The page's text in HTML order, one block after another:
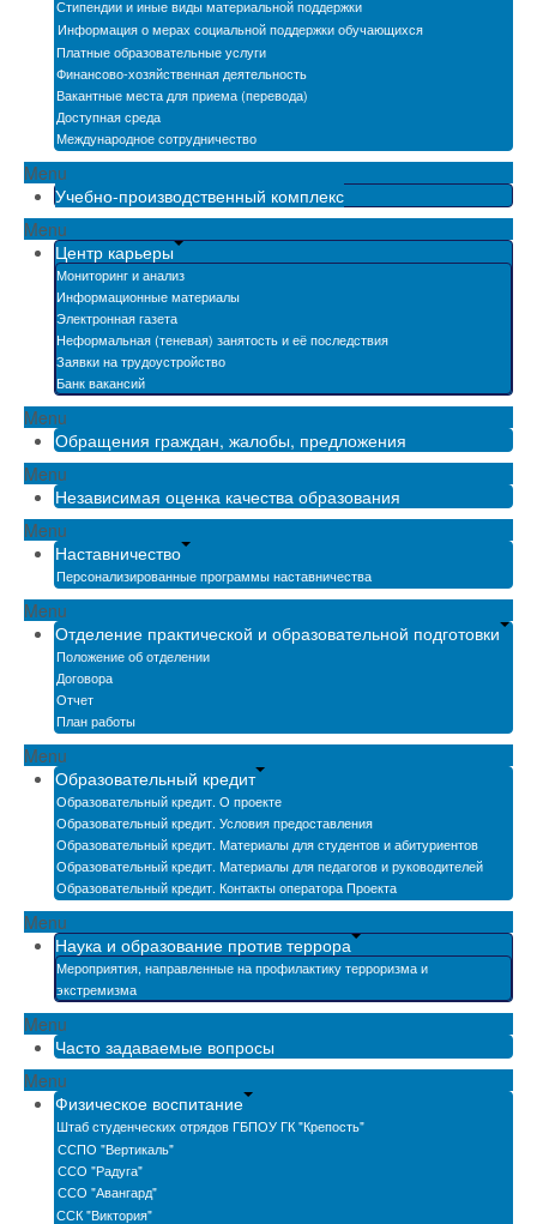
Снижение бюрократической нагрузки на
педагогических работников
Стипендии и иные виды материальной поддержки
Информация о мерах социальной поддержки обучающихся
Платные образовательные услуги
Финансово-хозяйственная деятельность
Вакантные места для приема (перевода)
Доступная среда
Международное сотрудничество
Menu
Учебно-производственный комплекс
Menu
Центр карьеры
Мониторинг и анализ
Информационные материалы
Электронная газета
Неформальная (теневая) занятость и её последствия
Заявки на трудоустройство
Банк вакансий
Menu
Обращения граждан, жалобы, предложения
Menu
Независимая оценка качества образования
Menu
Наставничество
Персонализированные программы наставничества
Menu
Отделение практической и образовательной подготовки
Положение об отделении
Договора
Отчет
План работы
Menu
Образовательный кредит
Образовательный кредит. О проекте
Образовательный кредит. Условия предоставления
Образовательный кредит. Материалы для студентов и абитуриентов
Образовательный кредит. Материалы для педагогов и руководителей
Образовательный кредит. Контакты оператора Проекта
Menu
Наука и образование против террора
Мероприятия, направленные на профилактику терроризма и
экстремизма
Menu
Часто задаваемые вопросы
Menu
Физическое воспитание
Штаб студенческих отрядов ГБПОУ ГК "Крепость"
ССПО "Вертикаль"
ССО "Радуга"
ССО "Авангард"
ССК "Виктория"